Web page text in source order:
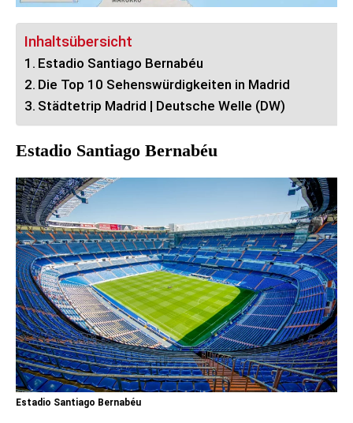
Inhaltsübersicht
Estadio Santiago Bernabéu
Die Top 10 Sehenswürdigkeiten in Madrid
Städtetrip Madrid | Deutsche Welle (DW)
Estadio Santiago Bernabéu
Estadio Santiago Bernabéu